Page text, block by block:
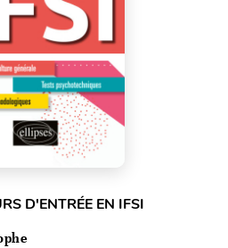
D'ENTRÉE EN IFSI